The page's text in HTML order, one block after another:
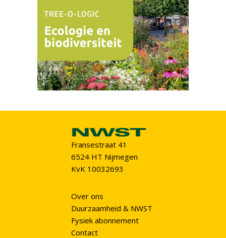
Fransestraat 41
6524 HT Nijmegen
KvK 10032693
Over ons
Duurzaamheid & NWST
Fysiek abonnement
Contact